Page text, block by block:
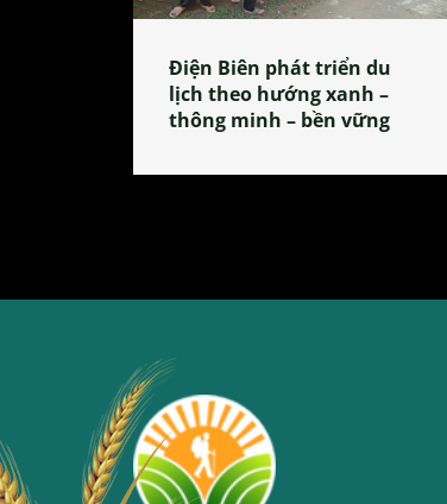
Điện Biên phát triển du
lịch theo hướng xanh –
thông minh – bền vững